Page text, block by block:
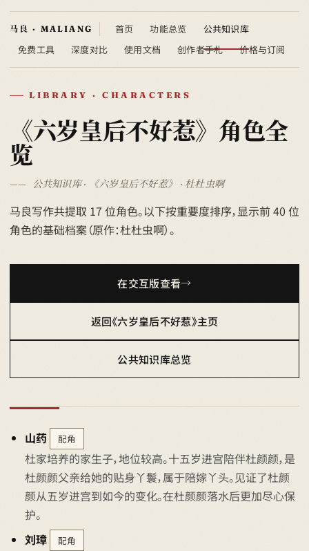
首页 功能总览
公共知识库
免费工具
深度对比 使用文档 创作者手札 价格与订阅
LIBRARY · CHARACTERS
《六岁皇后不好惹》角色全
览
公共知识库 · 《六岁皇后不好惹》 · 杜杜虫啊
马良写作共提取 17 位角色。以下按重要度排序，显示前 40 位
角色的基础档案（原作：杜杜虫啊）。
在交互版查看
返回《六岁皇后不好惹》主页
公共知识库总览
山药 配角
杜家培养的家生子，地位较高。十五岁进宫陪伴杜颜颜，是
杜颜颜父亲给她的贴身丫鬟，属于陪嫁丫头。见证了杜颜
颜从五岁进宫到如今的变化。在杜颜颜落水后更加尽心保
护。
刘璋
配角